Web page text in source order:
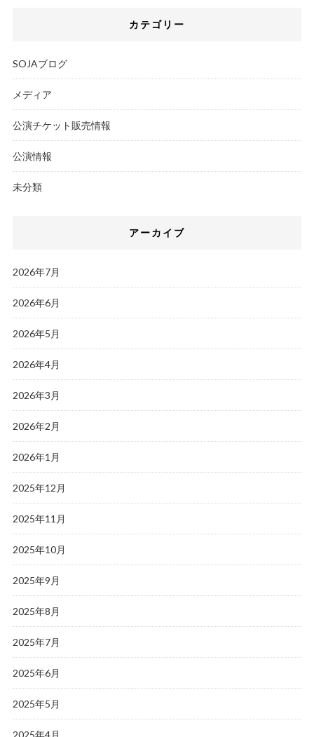
カテゴリー
SOJAブログ
メディア
公演チケット販売情報
公演情報
未分類
アーカイブ
2026年7月
2026年6月
2026年5月
2026年4月
2026年3月
2026年2月
2026年1月
2025年12月
2025年11月
2025年10月
2025年9月
2025年8月
2025年7月
2025年6月
2025年5月
2025年4月